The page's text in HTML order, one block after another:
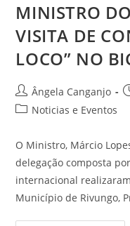
MINISTRO
VISITA DE
LOCO” NO
Ângela Canganjo
Noticias e Eventos
O Ministro, Márcio
delegação composta
internacional
Município de Rivungo,